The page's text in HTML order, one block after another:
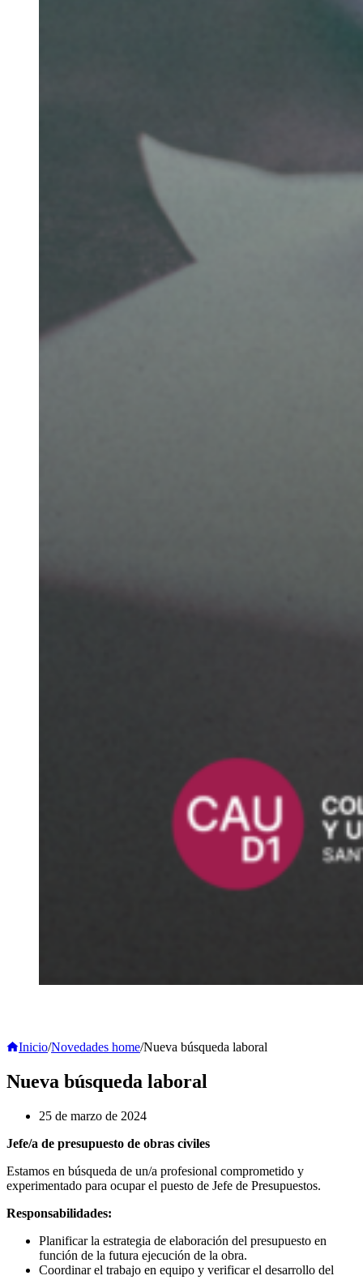
Inicio/Novedades home/Nueva búsqueda laboral
Nueva búsqueda laboral
25 de marzo de 2024
Jefe/a de presupuesto de obras civiles
Estamos en búsqueda de un/a profesional comprometido y
experimentado para ocupar el puesto de Jefe de Presupuestos.
Responsabilidades:
Planificar la estrategia de elaboración del presupuesto en
función de la futura ejecución de la obra.
Coordinar el trabajo en equipo y verificar el desarrollo del